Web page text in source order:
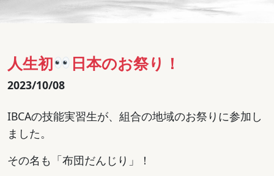
人生初 日本のお祭り！
2023/10/08
IBCAの技能実習生が、組合の地域のお祭りに参加し
ました。
その名も「布団だんじり」！